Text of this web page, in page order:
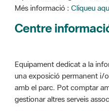
Més informació : Cliqueu
Centre
Equipament dedicat a la
una exposició permanent i/
amb el parc. Pot comptar
gestionar altres serveis